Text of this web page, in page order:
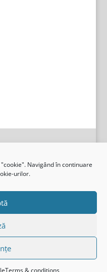
Navigând în continuare
urilor.
Terms & conditions